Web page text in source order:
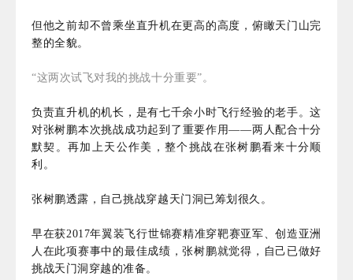
但他之前却不曾乘坐直升机在更高的高度，俯瞰天门山完
整的全貌。
“这两次试飞对我的挑战十分重要”。
负责直升机的机长，是有七千余小时飞行经验的老手。这
对张树鹏本次挑战成功起到了重要作用——两人配合十分
默契。再加上天公作美，整个挑战在张树鹏看来十分顺
利。
张树鹏透露，自己挑战穿越天门洞已筹划很久。
早在获2017年翼装飞行世锦赛精准穿靶赛亚军、创造亚洲
人在此项赛事中的最佳成绩，张树鹏就觉得，自己已做好
挑战天门洞穿越的准备。